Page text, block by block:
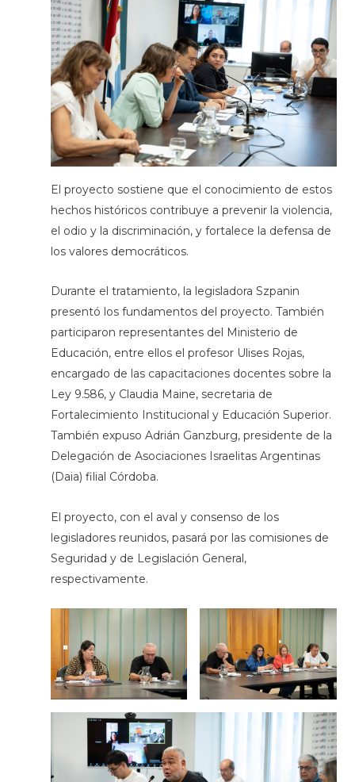
El proyecto sostiene que el conocimiento de estos
hechos históricos contribuye a prevenir la violencia,
el odio y la discriminación, y fortalece la defensa de
los valores democráticos.
Durante el tratamiento, la legisladora Szpanin
presentó los fundamentos del proyecto. También
participaron representantes del Ministerio de
Educación, entre ellos el profesor Ulises Rojas,
encargado de las capacitaciones docentes sobre la
Ley 9.586, y Claudia Maine, secretaria de
Fortalecimiento Institucional y Educación Superior.
También expuso Adrián Ganzburg, presidente de la
Delegación de Asociaciones Israelitas Argentinas
(Daia) filial Córdoba.
El proyecto, con el aval y consenso de los
legisladores reunidos, pasará por las comisiones de
Seguridad y de Legislación General,
respectivamente.